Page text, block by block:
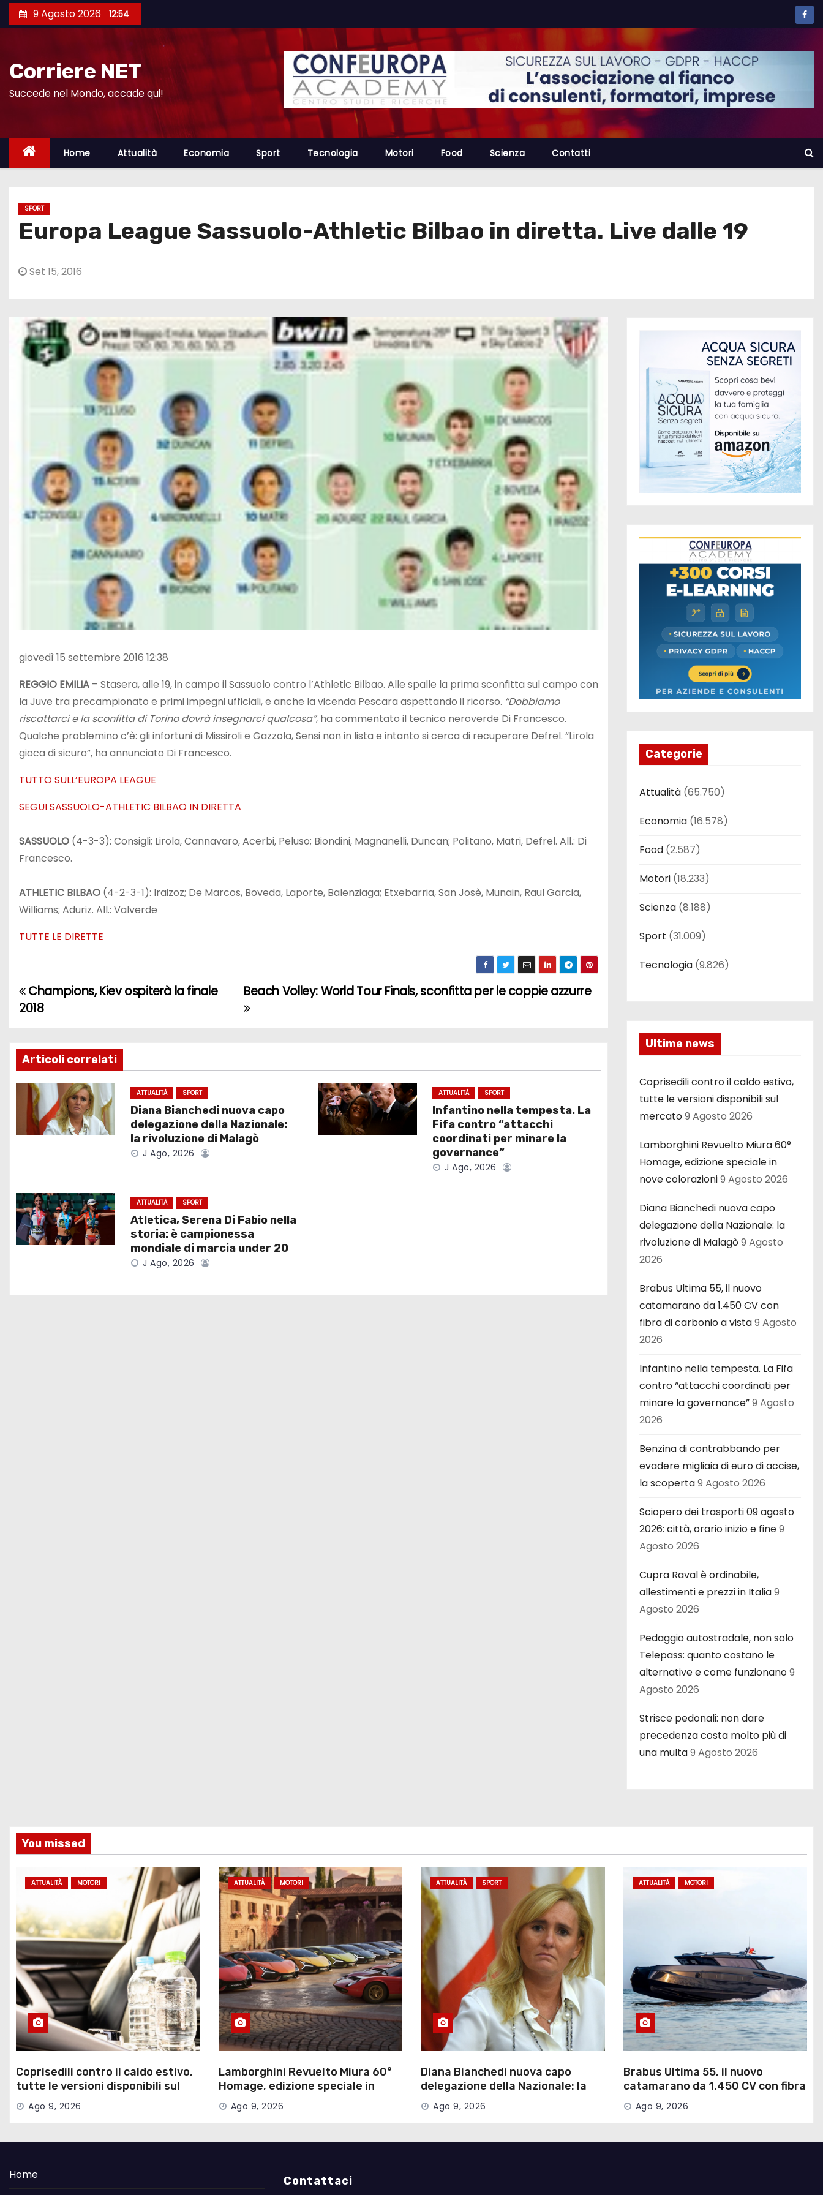
a
9 Agosto 2026 12:54
Corriere NET
Succede nel Mondo, accade qui!
Home Attualità Economia Sport Tecnologia Motori Food Scienza Contatti
SPORT
Europa League Sassuolo-Athletic Bilbao in diretta. Live dalle 19
Set 15, 2016
giovedì 15 settembre 2016 12:38
REGGIO EMILIA – Stasera, alle 19, in campo il Sassuolo contro l’Athletic Bilbao. Alle spalle la prima sconfitta sul campo con
la Juve tra precampionato e primi impegni ufficiali, e anche la vicenda Pescara aspettando il ricorso. “Dobbiamo
riscattarci e la sconfitta di Torino dovrà insegnarci qualcosa”, ha commentato il tecnico neroverde Di Francesco.
Qualche problemino c’è: gli infortuni di Missiroli e Gazzola, Sensi non in lista e intanto si cerca di recuperare Defrel. “Lirola
gioca di sicuro”, ha annunciato Di Francesco.
TUTTO SULL’EUROPA LEAGUE
SEGUI SASSUOLO-ATHLETIC BILBAO IN DIRETTA
SASSUOLO (4-3-3): Consigli; Lirola, Cannavaro, Acerbi, Peluso; Biondini, Magnanelli, Duncan; Politano, Matri, Defrel. All.: Di
Francesco.
ATHLETIC BILBAO (4-2-3-1): Iraizoz; De Marcos, Boveda, Laporte, Balenziaga; Etxebarria, San Josè, Munain, Raul Garcia,
Williams; Aduriz. All.: Valverde
TUTTE LE DIRETTE
N
v
i
g
a
o
n
e
Beach Volley: World Tour Finals, sconfitta per le coppie azzurre
Champions, Kiev ospiterà la finale
2018
Articoli correlati
ATTUALITÀ SPORT
Diana Bianchedi nuova capo
delegazione della Nazionale:
la rivoluzione di Malagò
J Ago, 2026
ATTUALITÀ SPORT
Infantino nella tempesta. La
Fifa contro “attacchi
coordinati per minare la
governance”
J Ago, 2026
ATTUALITÀ SPORT
Atletica, Serena Di Fabio nella
storia: è campionessa
mondiale di marcia under 20
J Ago, 2026
Categorie
Attualità (65.750)
Economia (16.578)
Food (2.587)
Motori (18.233)
Scienza (8.188)
Sport (31.009)
Tecnologia (9.826)
Ultime news
Coprisedili contro il caldo estivo,
tutte le versioni disponibili sul
mercato9 Agosto 2026
Lamborghini Revuelto Miura 60°
Homage, edizione speciale in
nove colorazioni9 Agosto 2026
Diana Bianchedi nuova capo
delegazione della Nazionale: la
rivoluzione di Malagò9 Agosto
2026
Brabus Ultima 55, il nuovo
catamarano da 1.450 CV con
fibra di carbonio a vista9 Agosto
2026
Infantino nella tempesta. La Fifa
contro “attacchi coordinati per
minare la governance”9 Agosto
2026
Benzina di contrabbando per
evadere migliaia di euro di accise,
la scoperta9 Agosto 2026
Sciopero dei trasporti 09 agosto
2026: città, orario inizio e fine9
Agosto 2026
Cupra Raval è ordinabile,
allestimenti e prezzi in Italia9
Agosto 2026
Pedaggio autostradale, non solo
Telepass: quanto costano le
alternative e come funzionano9
Agosto 2026
Strisce pedonali: non dare
precedenza costa molto più di
una multa9 Agosto 2026
You missed
ATTUALITÀ MOTORI
Coprisedili contro il caldo estivo,
tutte le versioni disponibili sul
mercato
Ago 9, 2026
ATTUALITÀ MOTORI
Lamborghini Revuelto Miura 60°
Homage, edizione speciale in
nove colorazioni
Ago 9, 2026
ATTUALITÀ SPORT
Diana Bianchedi nuova capo
delegazione della Nazionale: la
rivoluzione di Malagò
Ago 9, 2026
ATTUALITÀ MOTORI
Brabus Ultima 55, il nuovo
catamarano da 1.450 CV con fibra
di carbonio a vista
Ago 9, 2026
Home
Contattaci